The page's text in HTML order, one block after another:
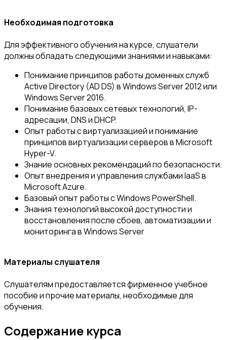
Необходимая подготовка
Для эффективного обучения на курсе, слушатели
должны обладать следующими знаниями и навыками:
Понимание принципов работы доменных служб
Active Directory (AD DS) в Windows Server 2012 или
Windows Server 2016.
Понимание базовых сетевых технологий, IP-
адресации, DNS и DHCP.
Опыт работы с виртуализацией и понимание
принципов виртуализации серверов в Microsoft
Hyper-V.
Знание основных рекомендаций по безопасности.
Опыт внедрения и управления службами IaaS в
Microsoft Azure.
Базовый опыт работы с Windows PowerShell.
Знания технологий высокой доступности и
восстановления после сбоев, автоматизации и
мониторинга в Windows Server
Материалы слушателя
Слушателям предоставляется фирменное учебное
пособие и прочие материалы, необходимые для
обучения.
Содержание курса